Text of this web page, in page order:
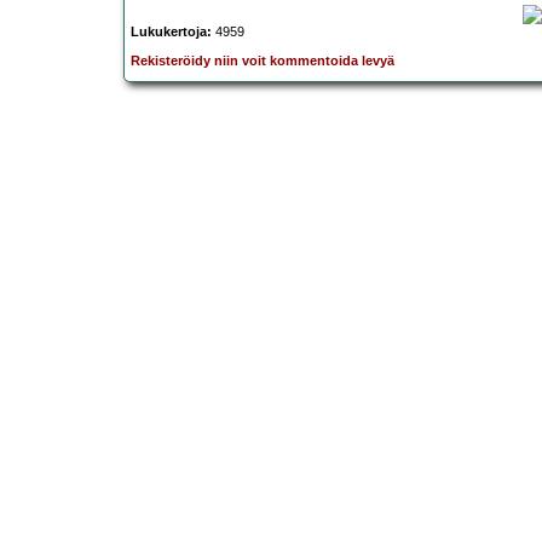
Lukukertoja: 4959
Rekisteröidy niin voit kommentoida levyä